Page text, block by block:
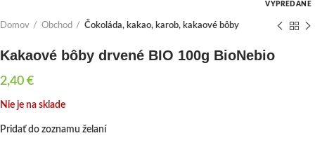
VYPREDANÉ
Domov Obchod Čokoláda, kakao, karob, kakaové bôby
Kakaové bôby drvené BIO 100g BioNebio
2,40 €
Nie je na sklade
Pridať do zoznamu želaní